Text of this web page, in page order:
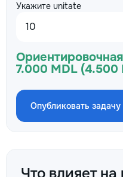
Укажите unitate
7.000 MDL (4.500
Опубликовать
Что влияет на